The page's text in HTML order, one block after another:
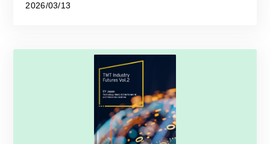
2026/03/13